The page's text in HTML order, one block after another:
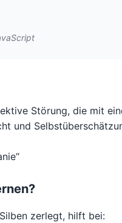
Störung, die mit
und
zerlegt, hilft bei: